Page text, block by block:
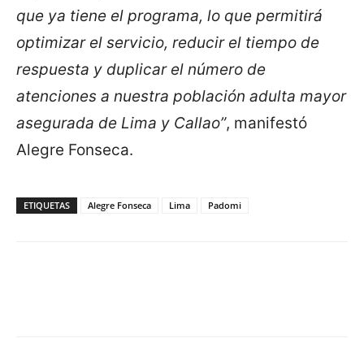
que ya tiene el programa, lo que permitirá
optimizar el servicio, reducir el tiempo de
respuesta y duplicar el número de
atenciones a nuestra población adulta mayor
asegurada de Lima y Callao”, manifestó
Alegre Fonseca.
ETIQUETAS Alegre Fonseca Lima Padomi